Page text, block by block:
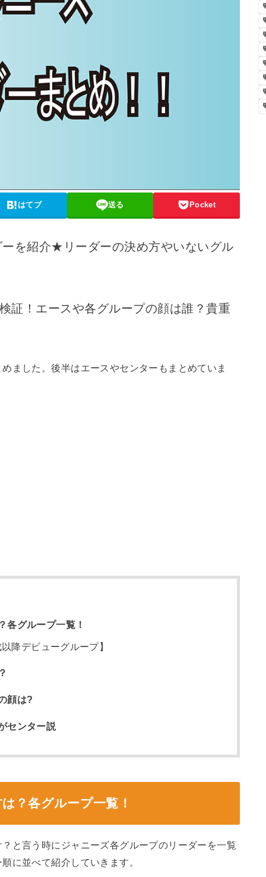
はてブ 送る Pocket
を紹介★リーダーの決め方やいないグル
証！エースや各グループの顔は誰？貴重
ました。後半はエースやセンターもまとめていま
各グループ一覧！
降デビューグループ】
顔は?
センター説
？各グループ一覧！
と言う時にジャニーズ各グループのリーダーを一覧
に並べて紹介していきます。